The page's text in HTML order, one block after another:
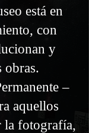
está en
con
y
obras.
–
aquellos
la fotografía,